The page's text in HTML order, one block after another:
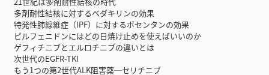
多剤耐性結核に対するベダキリンの効果
特発性肺線維症（IPF）に対するボセンタンの効果
ピルフェニドンにはどの日焼け止めを使えばいいのか
ゲフィチニブとエルロチニブの違いとは
次世代のEGFR-TKI
もう1つの第2世代ALK阻害薬─セリチニブ